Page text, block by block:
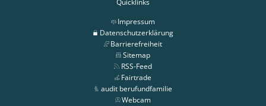
Quicklinks
Impressum
Datenschutzerklärung
Barrierefreiheit
Sitemap
RSS-Feed
Fairtrade
audit berufundfamilie
Webcam